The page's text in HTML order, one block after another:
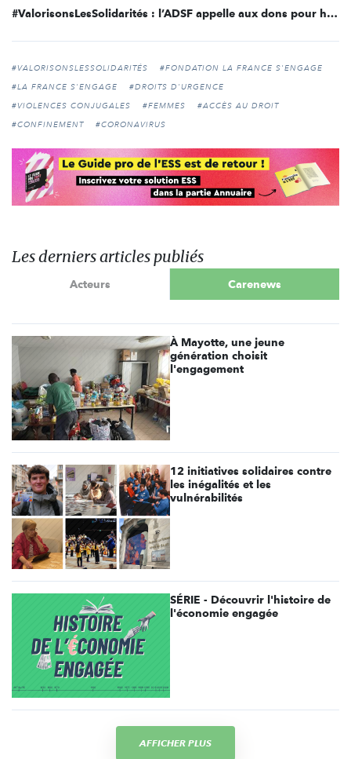
#ValorisonsLesSolidarités : l’ADSF appelle aux dons pour héberger en urgence les femmes sans-abri
#VALORISONSLESSOLIDARITÉS
#FONDATION LA FRANCE S'ENGAGE
#LA FRANCE S'ENGAGE
#DROITS D'URGENCE
#VIOLENCES CONJUGALES
#FEMMES
#ACCÈS AU DROIT
#CONFINEMENT
#CORONAVIRUS
Les derniers articles publiés
Acteurs Carenews
À Mayotte, une jeune
génération choisit
l'engagement
12 initiatives solidaires contre
les inégalités et les
vulnérabilités
SÉRIE - Découvrir l'histoire de
l'économie engagée
AFFICHER PLUS